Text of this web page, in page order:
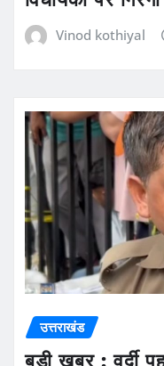
Vinod kothiyal
उत्तराखंड
बड़ी खबर : वर्दी